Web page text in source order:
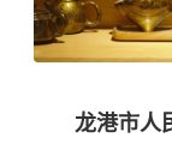
龙港市人